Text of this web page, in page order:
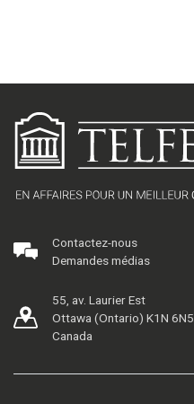
Contactez-nous
Demandes médias
55, av. Laurier Est
Ottawa (Ontario) K1N 6N5
Canada